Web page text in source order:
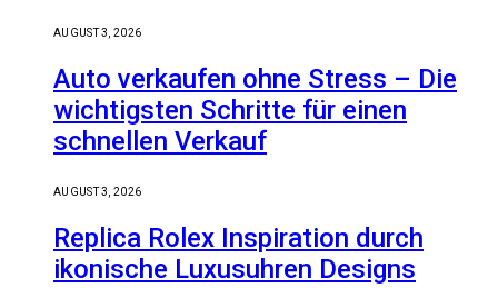
AUGUST 3, 2026
Auto verkaufen ohne Stress – Die
wichtigsten Schritte für einen
schnellen Verkauf
AUGUST 3, 2026
Replica Rolex Inspiration durch
ikonische Luxusuhren Designs